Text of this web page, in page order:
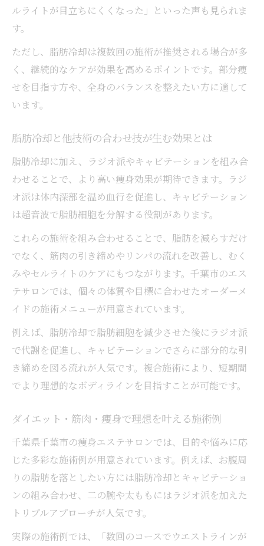
ルライトが目立ちにくくなった」といった声も見られま
す。
ただし、脂肪冷却は複数回の施術が推奨される場合が多
く、継続的なケアが効果を高めるポイントです。部分痩
せを目指す方や、全身のバランスを整えたい方に適して
います。
脂肪冷却と他技術の合わせ技が生む効果とは
脂肪冷却に加え、ラジオ派やキャビテーションを組み合
わせることで、より高い痩身効果が期待できます。ラジ
オ派は体内深部を温め血行を促進し、キャビテーション
は超音波で脂肪細胞を分解する役割があります。
これらの施術を組み合わせることで、脂肪を減らすだけ
でなく、筋肉の引き締めやリンパの流れを改善し、むく
みやセルライトのケアにもつながります。千葉市のエス
テサロンでは、個々の体質や目標に合わせたオーダーメ
イドの施術メニューが用意されています。
例えば、脂肪冷却で脂肪細胞を減少させた後にラジオ派
で代謝を促進し、キャビテーションでさらに部分的な引
き締めを図る流れが人気です。複合施術により、短期間
でより理想的なボディラインを目指すことが可能です。
ダイエット・筋肉・痩身で理想を叶える施術例
千葉県千葉市の痩身エステサロンでは、目的や悩みに応
じた多彩な施術例が用意されています。例えば、お腹周
りの脂肪を落としたい方には脂肪冷却とキャビテーショ
ンの組み合わせ、二の腕や太ももにはラジオ派を加えた
トリプルアプローチが人気です。
実際の施術例では、「数回のコースでウエストラインが